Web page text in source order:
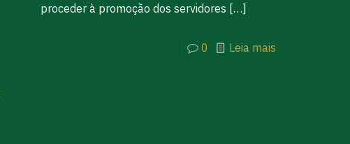
proceder à promoção dos servidores […]
0 Leia mais